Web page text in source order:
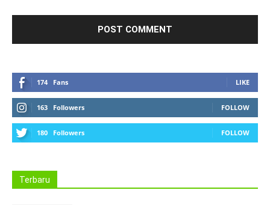
174 Fans LIKE
163 Followers FOLLOW
180 Followers FOLLOW
Terbaru